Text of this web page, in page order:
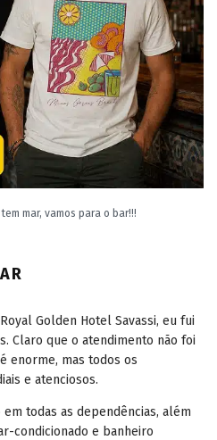
mar, vamos para o bar!!!
Golden Hotel Savassi, eu fui
Claro que o atendimento não foi
enorme, mas todos os
e atenciosos.
todas as dependências, além
condicionado e banheiro